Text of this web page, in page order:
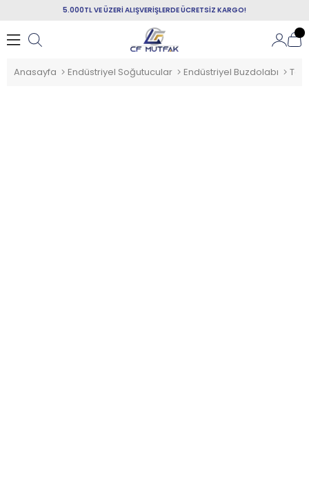
5.000TL VE ÜZERİ ALIŞVERİŞLERDE ÜCRETSİZ KARGO!
Anasayfa Endüstriyel Soğutucular Endüstriyel Buzdolabı